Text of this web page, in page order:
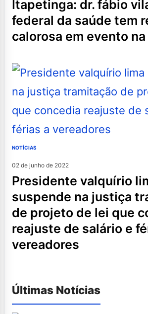
itapetinga: dr. fábio vilas-boas o
federal da saúde tem
calorosa em evento
NOTÍCIAS
02 de junho de 2022
presidente valquírio lima
suspende na justiça
de projeto de lei que
reajuste de salário e
vereadores
Últimas Notícias